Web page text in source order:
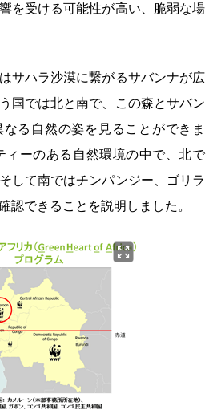
を受ける可能性が高い、脆弱な場
サハラ沙漠に繋がるサバンナが広
国では北と南で、この森とサバン
る自然の姿を見ることができま
ィーのある自然環境の中で、北で
して南ではチンパンジー、ゴリラ
認できることを説明しました。